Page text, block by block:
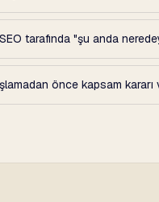
tarafında "şu anda
önce kapsam